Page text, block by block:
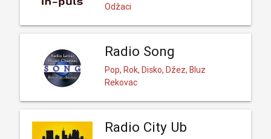
Odžaci
Radio Song
Pop, Rok, Disko, Džez, Bluz
Rekovac
Radio City Ub